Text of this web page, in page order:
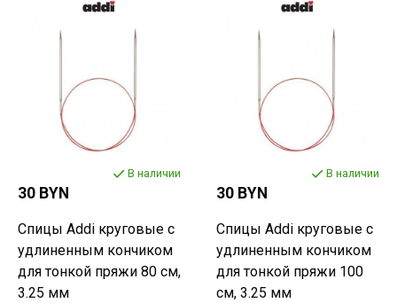
В наличии
30 BYN
Спицы Addi круговые с
удлиненным кончиком
для тонкой пряжи 80 см,
3.25 мм
В наличии
30 BYN
Спицы Addi круговые с
удлиненным кончиком
для тонкой пряжи 100
см, 3.25 мм